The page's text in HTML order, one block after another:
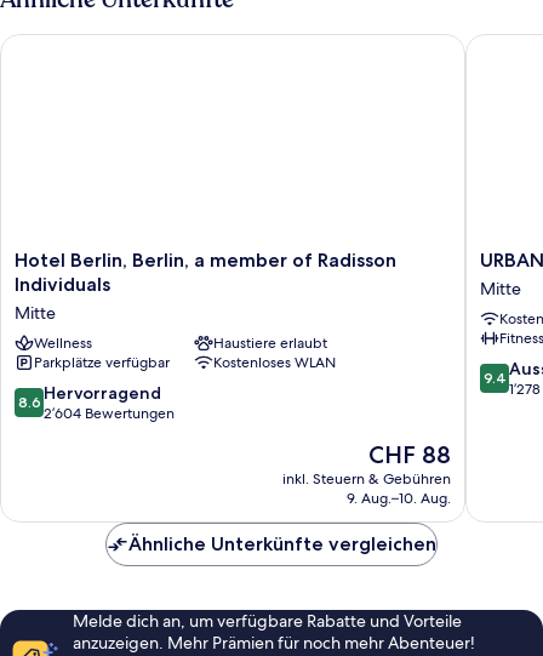
Hotel
Berlin,
a
member
of
Radisson
Individuals
Hotel Berlin, Berlin, a member of Radisson
Individuals
Mitte
Wellness
Haustiere erlaubt
Parkplätze verfügbar
Kostenloses WLAN
8.6
von
8.6 Hervorragend
2’604 Bewertungen
Der
Preis
beträgt
CHF 88
inkl. Steuern & Gebühren
9. Aug.–10. Aug.
Hotel Berlin, Berlin, a member of Radisson Individuals
URBAN
LOFT
Berlin
Mitte
Mitte
9.4
von
9.4
URBAN
Ähnliche Unterkünfte vergleichen
Melde dich an, um verfügbare Rabatte und Vorteile
anzuzeigen. Mehr Prämien für noch mehr Abenteuer!